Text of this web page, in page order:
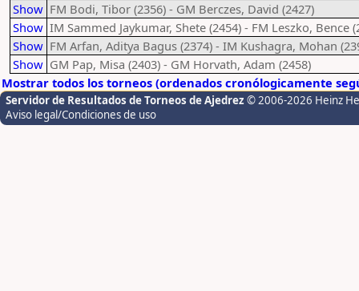
Show FM Bodi, Tibor (2356) - GM Berczes, David (2427)
Show IM Sammed Jaykumar, Shete (2454) - FM Leszko, Bence
Show FM Arfan, Aditya Bagus (2374) - IM Kushagra, Mohan
Show GM Pap, Misa (2403) - GM Horvath, Adam (2458)
Mostrar todos los torneos (ordenados cronólogicamente
Servidor de Resultados de Torneos de Ajedrez © 2006-2026 Heinz
Aviso legal/Condiciones de uso